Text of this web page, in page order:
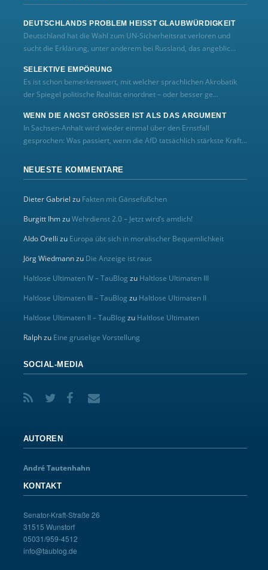
DEUTSCHLANDS PROBLEM HEISST GLAUBWÜRDIGKEIT
Deutschland hat die Wahl zum UN‑Sicherheitsrat verloren und
sucht die Erklärung, unter anderem bei Russland, das angeblic...
SELEKTIVE EMPÖRUNG
Es ist schon bemerkenswert, mit welcher sprachlichen Akrobatik
der Spiegel politische Realität einordnet – oder besser ge...
WENN DIE ANGST GRÖSSER IST ALS DAS ARGUMENT
In Sachsen-Anhalt wird wieder einmal über den Ernstfall
gesprochen: Was passiert, wenn die AfD tatsächlich stärkste Kraft...
NEUESTE KOMMENTARE
Dieter Gabriel zu Fakten mit Gänsefüßchen
Burgitt IhmzuWehrdienst 2.0 – Jetzt wird’s amtlich!
Aldo Orelli zu Europa übt sich in moralischer Bequemlichkeit
Jörg Wiedmannzu Die Anzeige ist raus
Haltlose Ultimaten IV – TauBlog zu Haltlose Ultimaten III
Haltlose Ultimaten III – TauBlog zu Haltlose Ultimaten II
Haltlose Ultimaten II – TauBlog zu Haltlose Ultimaten
Ralphzu Eine gruselige Vorstellung
SOCIAL-MEDIA
AUTOREN
André Tautenhahn
KONTAKT
Senator-Kraft-Straße 26
31515 Wunstorf
05031/959-4512
info@taublog.de